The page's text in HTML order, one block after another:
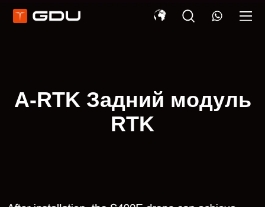
A-RTK Задний модуль
RTK